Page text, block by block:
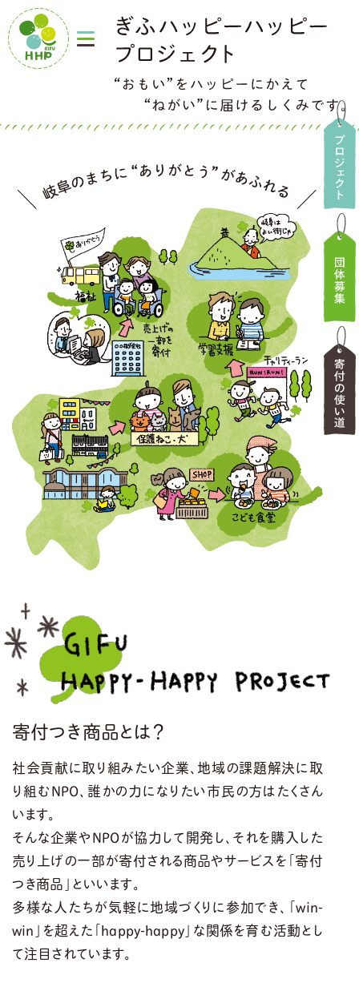
寄付つき商品とは？
社会貢献に取り組みたい企業、地域の課題解決に取
り組むNPO、誰かの力になりたい市民の方はたくさん
います。
そんな企業やNPOが協力して開発し、それを購入した
売り上げの一部が寄付される商品やサービスを「寄付
つき商品」といいます。
多様な人たちが気軽に地域づくりに参加でき、「win-
win」を超えた「happy-happy」な関係を育む活動とし
て注目されています。